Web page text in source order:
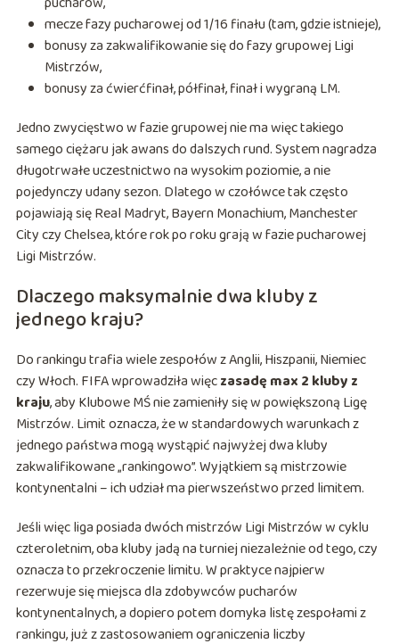
mecze fazy pucharowej od 1/16 finału (tam, gdzie istnieje),
bonusy za zakwalifikowanie się do fazy grupowej Ligi
Mistrzów,
bonusy za ćwierćfinał, półfinał, finał i wygraną LM.
Jedno zwycięstwo w fazie grupowej nie ma więc takiego
samego ciężaru jak awans do dalszych rund. System nagradza
długotrwałe uczestnictwo na wysokim poziomie, a nie
pojedynczy udany sezon. Dlatego w czołówce tak często
pojawiają się Real Madryt, Bayern Monachium, Manchester
City czy Chelsea, które rok po roku grają w fazie pucharowej
Ligi Mistrzów.
Dlaczego maksymalnie dwa kluby z
jednego kraju?
Do rankingu trafia wiele zespołów z Anglii, Hiszpanii, Niemiec
czy Włoch. FIFA wprowadziła więczasadę max 2 kluby z
kraju, aby Klubowe MŚ nie zamieniły się w powiększoną Ligę
Mistrzów. Limit oznacza, że w standardowych warunkach z
jednego państwa mogą wystąpić najwyżej dwa kluby
zakwalifikowane „rankingowo”. Wyjątkiem są mistrzowie
kontynentalni – ich udział ma pierwszeństwo przed limitem.
Jeśli więc liga posiada dwóch mistrzów Ligi Mistrzów w cyklu
czteroletnim, oba kluby jadą na turniej niezależnie od tego, czy
oznacza to przekroczenie limitu. W praktyce najpierw
rezerwuje się miejsca dla zdobywców pucharów
kontynentalnych, a dopiero potem domyka listę zespołami z
rankingu, już z zastosowaniem ograniczenia liczby